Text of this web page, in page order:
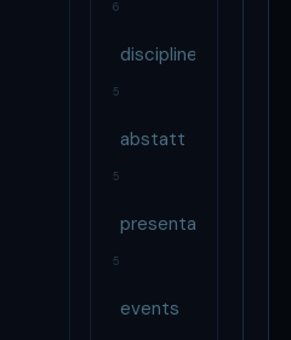
6
disciplines
5
abstatt
5
presentation
5
events